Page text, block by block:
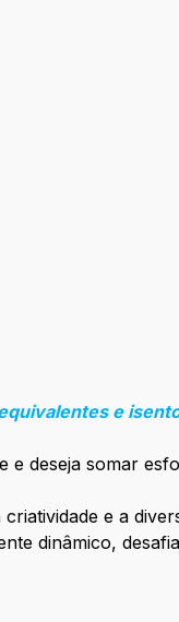
e
e deseja somar
e a
dinâmico,